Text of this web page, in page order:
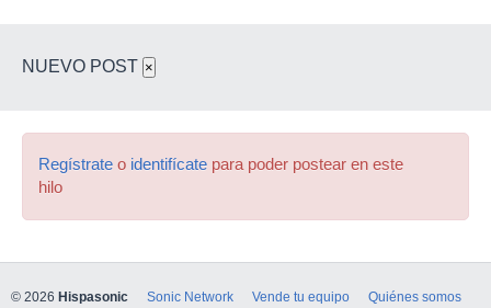
NUEVO POST ×
Regístrate o identifícate para poder postear en este
hilo
© 2026 Hispasonic Sonic Network Vende tu equipo Quiénes somos